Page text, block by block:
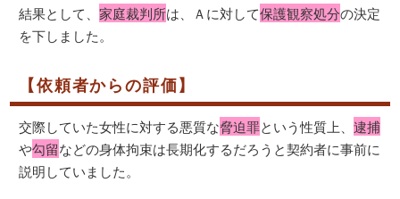
結果として、家庭裁判所は、Ａに対して保護観察処分の決定
を下しました。
【依頼者からの評価】
交際していた女性に対する悪質な脅迫罪という性質上、逮捕
や勾留などの身体拘束は長期化するだろうと契約者に事前に
説明していました。